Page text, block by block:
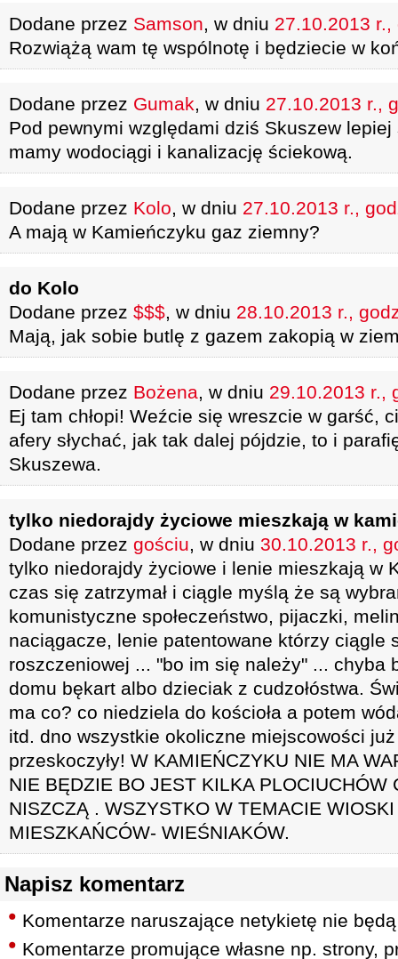
Dodane przez Samson, w dniu 27.10.2013
Rozwiążą wam tę wspólnotę i będziecie w
Dodane przez Gumak, w dniu 27.10.2013 r.,
Pod pewnymi względami dziś Skuszew
mamy wodociągi i kanalizację ściekową.
Dodane przez Kolo, w dniu 27.10.2013 r.,
A mają w Kamieńczyku gaz ziemny?
do Kolo
Dodane przez $$$, w dniu 28.10.2013 r.,
Mają, jak sobie butlę z gazem zakopią w
Dodane przez Bożena, w dniu 29.10.2013 r.,
Ej tam chłopi! Weźcie się wreszcie w garść,
afery słychać, jak tak dalej pójdzie, to i
Skuszewa.
tylko niedorajdy życiowe mieszkają w
Dodane przez gościu, w dniu 30.10.2013 r.,
tylko niedorajdy życiowe i lenie mieszkają w
czas się zatrzymał i ciągle myślą że są
komunistyczne społeczeństwo, pijaczki,
naciągacze, lenie patentowane którzy ciągle
roszczeniowej ... "bo im się należy" ... chyba
domu bękart albo dzieciak z cudzołóstwa.
ma co? co niedziela do kościoła a potem
itd. dno wszystkie okoliczne miejscowości
przeskoczyły! W KAMIEŃCZYKU NIE MA
NIE BĘDZIE BO JEST KILKA PLOCIUCHÓW
NISZCZĄ . WSZYSTKO W TEMACIE
MIESZKAŃCÓW- WIEŚNIAKÓW.
Napisz komentarz
Komentarze naruszające netykietę nie
Komentarze promujące własne np. strony,